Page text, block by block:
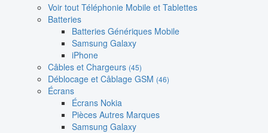
Voir tout Téléphonie Mobile et Tablettes
Batteries
Batteries Génériques Mobile
Samsung Galaxy
iPhone
Câbles et Chargeurs (45)
Déblocage et Câblage GSM (46)
Écrans
Écrans Nokia
Pièces Autres Marques
Samsung Galaxy